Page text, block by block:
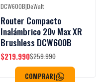
-15%OFF
DCW600B|DeWalt
Router Compacto
Inalámbrico 20v Max XR
Brushless DCW600B
$219.990$259.990
COMPRAR|